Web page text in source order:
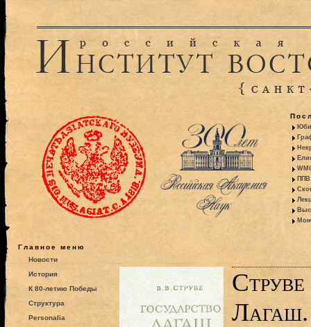
ППВ
Главное меню
Новости
История
К 80-летию Победы
Структура
Personalia
Лагаш.